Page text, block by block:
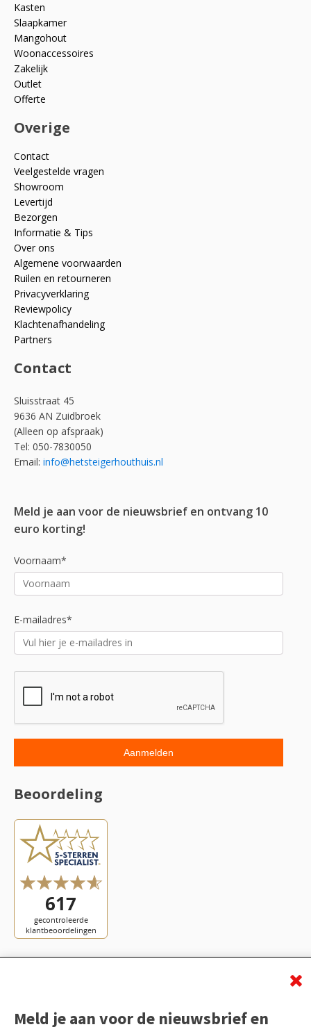
Kasten
Slaapkamer
Mangohout
Woonaccessoires
Zakelijk
Outlet
Offerte
Overige
Contact
Veelgestelde vragen
Showroom
Levertijd
Bezorgen
Informatie & Tips
Over ons
Algemene voorwaarden
Ruilen en retourneren
Privacyverklaring
Reviewpolicy
Klachtenafhandeling
Partners
Contact
Sluisstraat 45
9636 AN Zuidbroek
(Alleen op afspraak)
Tel: 050-7830050
Email: info@hetsteigerhouthuis.nl
Meld je aan voor de nieuwsbrief en ontvang 10
euro korting!
Voornaam*
E-mailadres*
Beoordeling
Meld je aan voor de nieuwsbrief en